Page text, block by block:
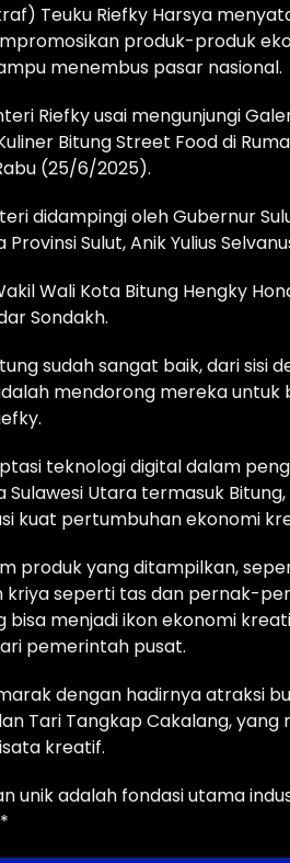
Teuku Riefky Harsya
produk-produk
menembus pasar nasional.
Riefky usai mengunjungi
Bitung Street Food di
(25/6/2025).
didampingi oleh Gubernur
Sulut, Anik Yulius
Wali Kota Bitung Hengky
Sondakh.
sudah sangat baik, dari sisi
mendorong mereka untuk
teknologi digital dalam
Utara termasuk
kuat pertumbuhan ekonomi
produk yang ditampilkan,
kriya seperti tas dan pernak-
menjadi ikon ekonomi
pemerintah pusat.
dengan hadirnya atraksi
Tari Tangkap Cakalang, yang
kreatif.
unik adalah fondasi utama